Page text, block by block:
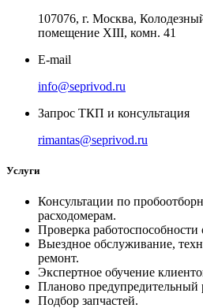
107076, г. Москва,
помещение ХIII, комн. 41
E-mail
info@seprivod.ru
Запрос ТКП и консультация
rimantas@seprivod.ru
Услуги
Консультации по
расходомерам.
Проверка работоспособности
Выездное обслуживание,
ремонт.
Экспертное обучение
Планово предупредительный
Подбор запчастей.